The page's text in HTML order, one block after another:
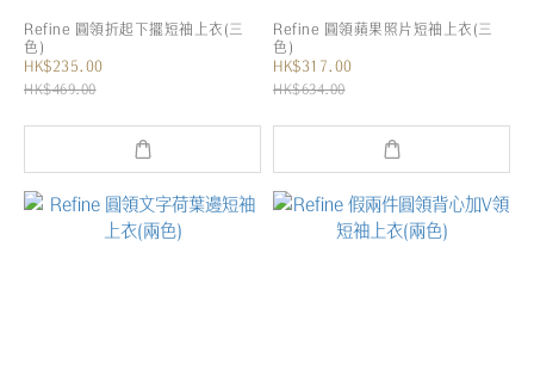
Refine 圓領折起下擺短袖上衣(三
色)
HK$235.00
HK$469.00
Refine 圓領蘋果照片短袖上衣(三
色)
HK$317.00
HK$634.00